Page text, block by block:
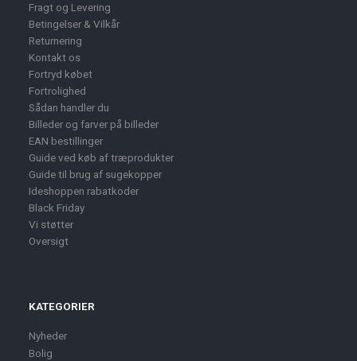
Fragt og Levering
Betingelser & Vilkår
Returnering
Kontakt os
Fortryd købet
Fortrolighed
Sådan handler du
Billeder og farver på billeder
EAN bestillinger
Guide ved køb af træprodukter
Guide til brug af sugekopper
Ideshoppen rabatkoder
Black Friday
Vi støtter
Oversigt
KATEGORIER
Nyheder
Bolig